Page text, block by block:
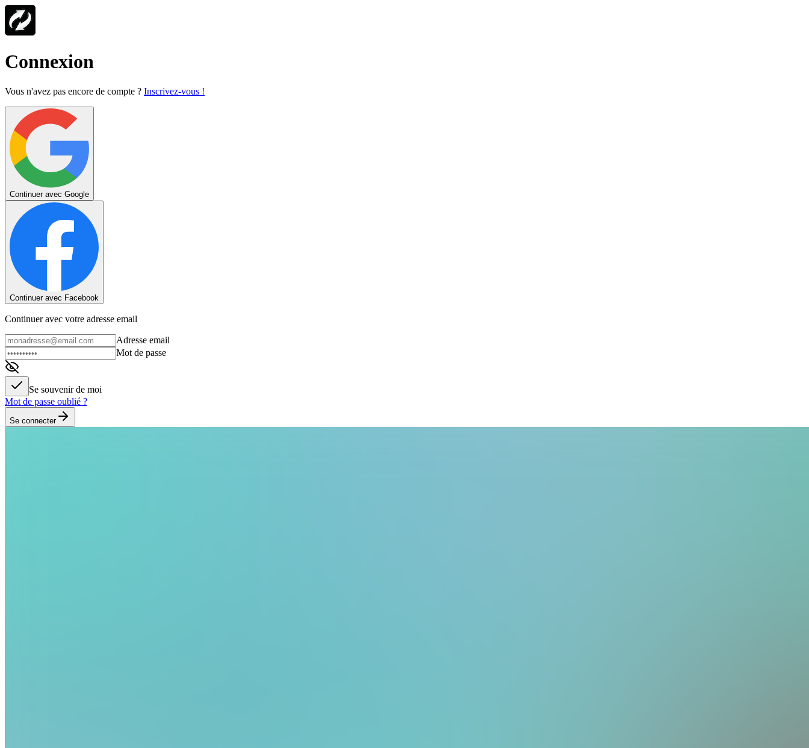
Connexion
Vous n'avez pas encore de compte ? Inscrivez-vous !
Continuer avec Google
Continuer avec Facebook
Continuer avec votre adresse email
Adresse email
Mot de passe
Se souvenir de moi
Mot de passe oublié ?
Se connecter